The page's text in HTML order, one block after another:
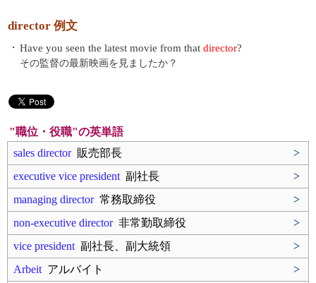
director 例文
・ Have you seen the latest movie from that director?
その監督の最新映画を見ましたか？
"職位・役職"の英単語
sales director販売部長
>
executive vice president 副社長
>
managing director常務取締役
>
non-executive director非常勤取締役
>
vice president 副社長、副大統領
>
Arbeit アルバイト
>